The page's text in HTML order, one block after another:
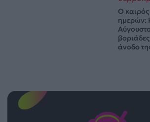
Ο
ημερών:
άνοδο